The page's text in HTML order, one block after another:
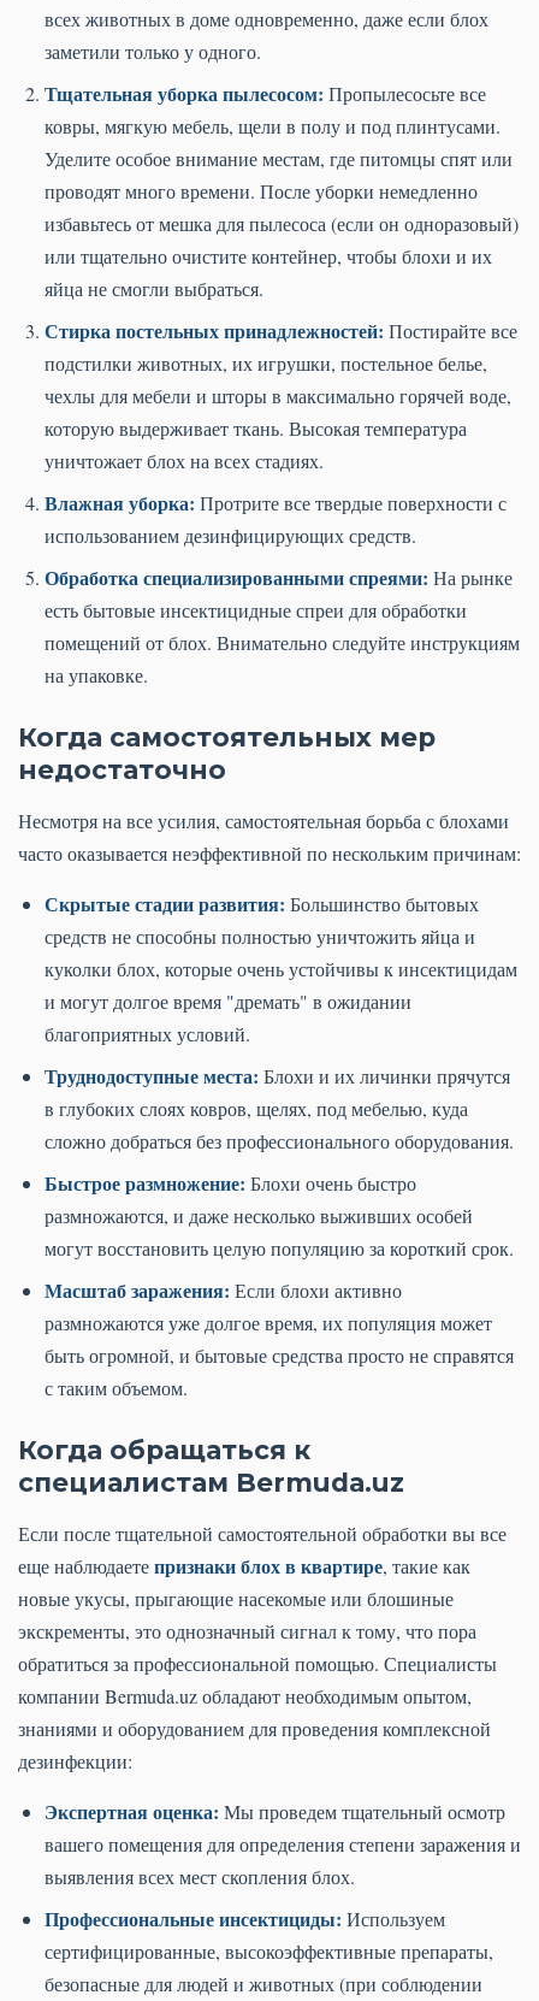
всех животных в доме одновременно, даже если блох
заметили только у одного.
Тщательная уборка пылесосом: Пропылесосьте все
ковры, мягкую мебель, щели в полу и под плинтусами.
Уделите особое внимание местам, где питомцы спят или
проводят много времени. После уборки немедленно
избавьтесь от мешка для пылесоса (если он одноразовый)
или тщательно очистите контейнер, чтобы блохи и их
яйца не смогли выбраться.
Стирка постельных принадлежностей: Постирайте все
подстилки животных, их игрушки, постельное белье,
чехлы для мебели и шторы в максимально горячей воде,
которую выдерживает ткань. Высокая температура
уничтожает блох на всех стадиях.
Влажная уборка: Протрите все твердые поверхности с
использованием дезинфицирующих средств.
Обработка специализированными спреями: На рынке
есть бытовые инсектицидные спреи для обработки
помещений от блох. Внимательно следуйте инструкциям
на упаковке.
Когда самостоятельных мер
недостаточно
Несмотря на все усилия, самостоятельная борьба с блохами
часто оказывается неэффективной по нескольким причинам:
Скрытые стадии развития: Большинство бытовых
средств не способны полностью уничтожить яйца и
куколки блох, которые очень устойчивы к инсектицидам
и могут долгое время "дремать" в ожидании
благоприятных условий.
Труднодоступные места: Блохи и их личинки прячутся
в глубоких слоях ковров, щелях, под мебелью, куда
сложно добраться без профессионального оборудования.
Быстрое размножение: Блохи очень быстро
размножаются, и даже несколько выживших особей
могут восстановить целую популяцию за короткий срок.
Масштаб заражения: Если блохи активно
размножаются уже долгое время, их популяция может
быть огромной, и бытовые средства просто не справятся
с таким объемом.
Когда обращаться к
специалистам Bermuda.uz
Если после тщательной самостоятельной обработки вы все
еще наблюдаетепризнаки блох в квартире, такие как
новые укусы, прыгающие насекомые или блошиные
экскременты, это однозначный сигнал к тому, что пора
обратиться за профессиональной помощью. Специалисты
компании Bermuda.uz обладают необходимым опытом,
знаниями и оборудованием для проведения комплексной
дезинфекции:
Экспертная оценка: Мы проведем тщательный осмотр
вашего помещения для определения степени заражения и
выявления всех мест скопления блох.
Профессиональные инсектициды: Используем
сертифицированные, высокоэффективные препараты,
безопасные для людей и животных (при соблюдении